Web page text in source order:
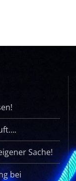
Sache!
bei